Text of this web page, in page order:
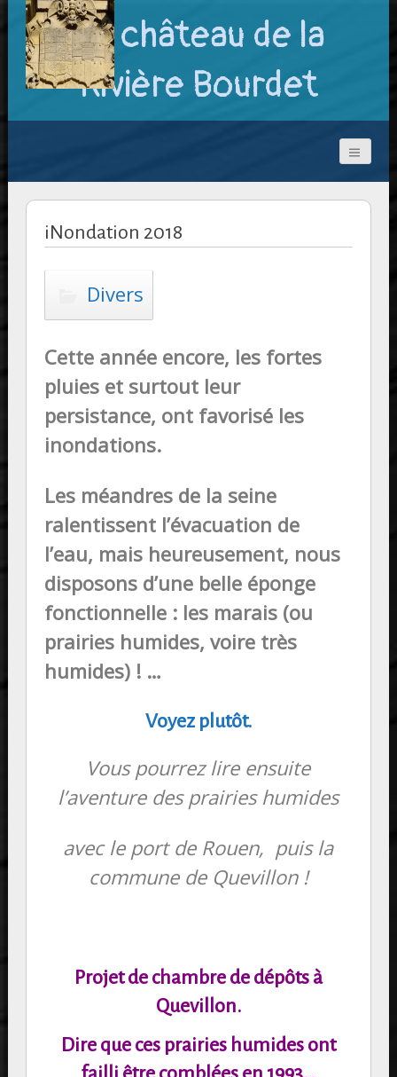
Le château de la
Rivière Bourdet
iNondation 2018
Divers
Cette année encore, les fortes
pluies et surtout leur
persistance, ont favorisé les
inondations.
Les méandres de la seine
ralentissent l’évacuation de
l’eau, mais heureusement, nous
disposons d’une belle éponge
fonctionnelle : les marais (ou
prairies humides, voire très
humides) ! …
Voyez plutôt.
Vous pourrez lire ensuite
l’aventure des prairies humides
avec le port de Rouen, puis la
commune de Quevillon !
Projet de chambre de dépôts à
Quevillon.
Dire que ces prairies humides ont